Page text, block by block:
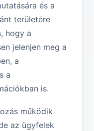
és a
területére
hogy a
jelenjen meg a
a
a
is.
működik
az ügyfelek